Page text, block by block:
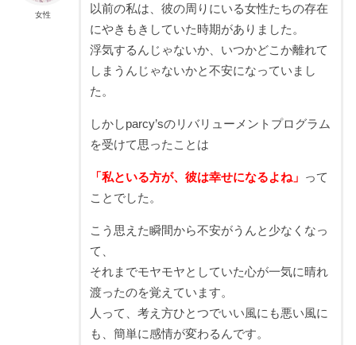
女性
以前の私は、彼の周りにいる女性たちの存在
にやきもきしていた時期がありました。
浮気するんじゃないか、いつかどこか離れて
しまうんじゃないかと不安になっていまし
た。
しかしparcy’sのリバリューメントプログラム
を受けて思ったことは
「私といる方が、彼は幸せになるよね」
って
ことでした。
こう思えた瞬間から不安がうんと少なくなっ
て、
それまでモヤモヤとしていた心が一気に晴れ
渡ったのを覚えています。
人って、考え方ひとつでいい風にも悪い風に
も、簡単に感情が変わるんです。